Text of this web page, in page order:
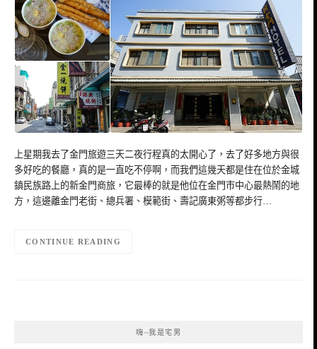
上星期我去了金門旅遊三天二夜行程真的太開心了，去了好多地方與很
多好吃的餐廳，真的是一直吃不停啊，而我們這幾天都是住在位於金城
鎮民族路上的新金門商旅，它最棒的就是他位在金門市中心最熱鬧的地
方，這邊離金門老街、總兵署、模範街、壽記廣東粥等都步行…
CONTINUE READING
嗨~我是宅男